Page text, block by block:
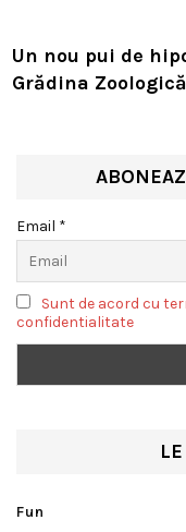
Un nou pui de
Grădina
Email *
Sunt de acord cu
confidentialitate
Fun